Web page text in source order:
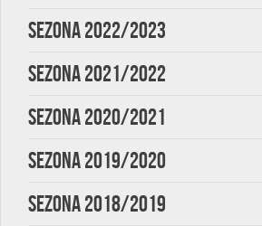
SEZONA 2022/2023
SEZONA 2021/2022
SEZONA 2020/2021
SEZONA 2019/2020
SEZONA 2018/2019